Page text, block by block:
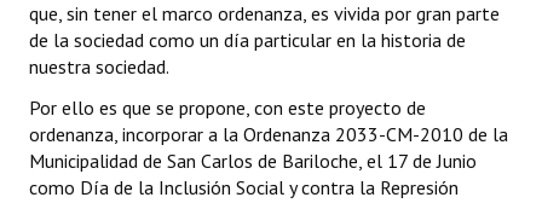
que, sin tener el marco ordenanza, es vivida por gran parte
de la sociedad como un día particular en la historia de
nuestra sociedad.
Por ello es que se propone, con este proyecto de
ordenanza, incorporar a la Ordenanza 2033-CM-2010 de la
Municipalidad de San Carlos de Bariloche, el 17 de Junio
como Día de la Inclusión Social y contra la Represión